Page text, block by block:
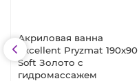
Акриловая ванна
Excellent Pryzmat 190x90
Soft Золото с
гидромассажем